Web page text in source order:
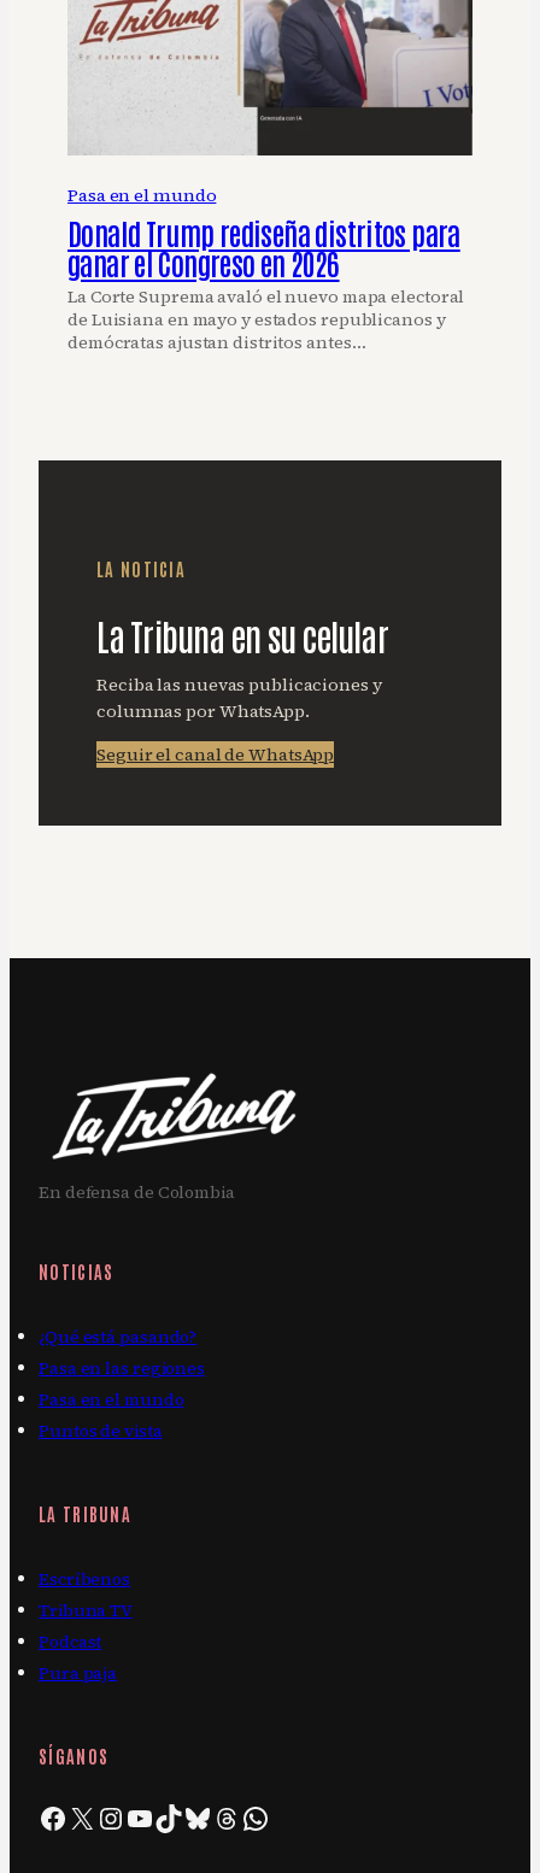
Pasa en el mundo
Donald Trump rediseña distritos para
ganar el Congreso en 2026
La Corte Suprema avaló el nuevo mapa electoral
de Luisiana en mayo y estados republicanos y
demócratas ajustan distritos antes…
LA NOTICIA
La Tribuna en su celular
Reciba las nuevas publicaciones y
columnas por WhatsApp.
Seguir el canal de WhatsApp
En defensa de Colombia
NOTICIAS
¿Qué está pasando?
Pasa en las regiones
Pasa en el mundo
Puntos de vista
LA TRIBUNA
Escríbenos
Tribuna TV
Podcast
Pura paja
SÍGANOS
Facebook X InstagramYouTube TikTok Bluesky Threads WhatsApp